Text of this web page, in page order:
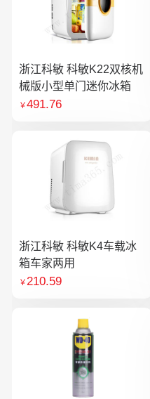
浙江科敏 科敏K22双核机
械版小型单门迷你冰箱
￥491.76
浙江科敏 科敏K4车载冰
箱车家两用
￥210.59